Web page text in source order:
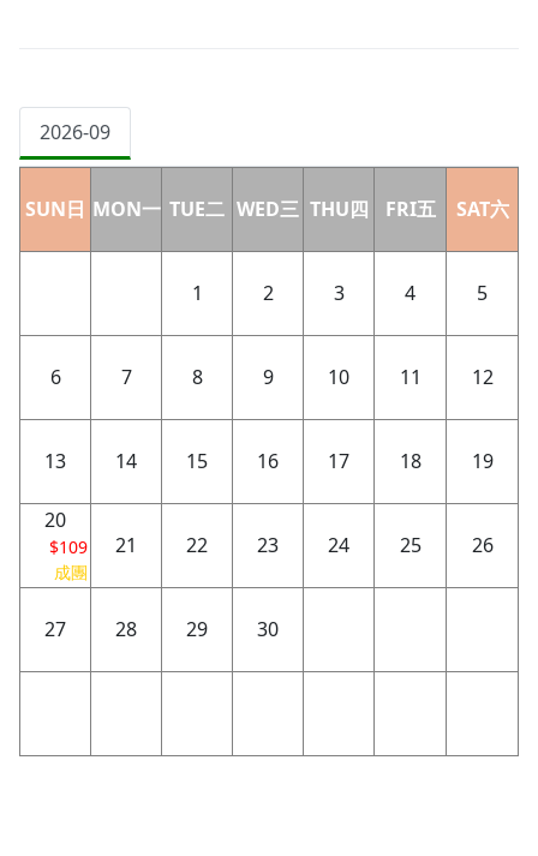
2026-09
SUN日 MON一 TUE二 WED三 THU四 FRI五 SAT六
1 2 3 4 5
6 7 8 9 10 11 12
13 14 15 16 17 18 19
20
$109
成團
21 22 23 24 25 26
27 28 29 30